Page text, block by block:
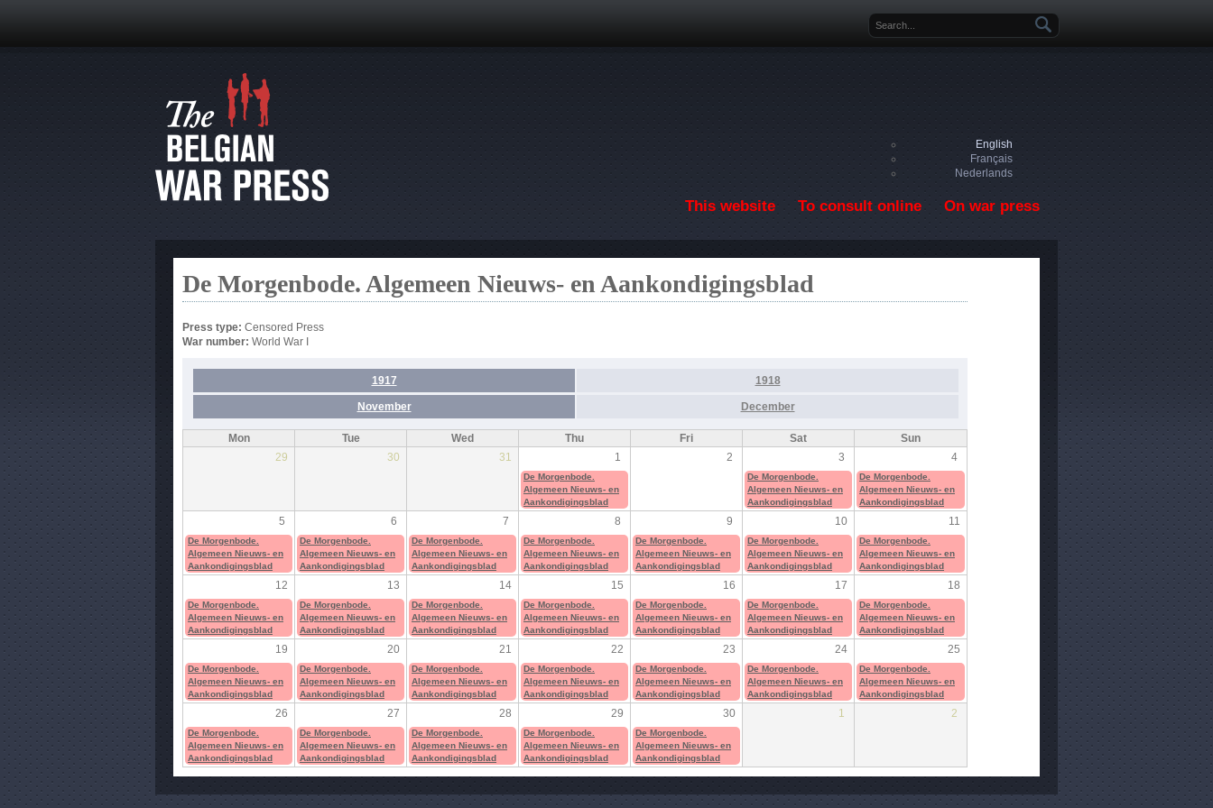
Search form
English
Français
Nederlands
This website To consult online On war press
De Morgenbode. Algemeen Nieuws- en Aankondigingsblad
Press type: Censored Press
War number: World War I
1917 1918
November December
Mon Tue Wed Thu Fri Sat
Sun
29
30 31 1 2 3 4
De Morgenbode.
Algemeen Nieuws- en
Aankondigingsblad
De Morgenbode.
Algemeen Nieuws- en
Aankondigingsblad
De Morgenbode.
Algemeen Nieuws- en
Aankondigingsblad
5 6 7 8 9 10 11
De Morgenbode.
Algemeen Nieuws- en
Aankondigingsblad
De Morgenbode.
Algemeen Nieuws- en
Aankondigingsblad
De Morgenbode.
Algemeen Nieuws- en
Aankondigingsblad
De Morgenbode.
Algemeen Nieuws- en
Aankondigingsblad
De Morgenbode.
Algemeen Nieuws- en
Aankondigingsblad
De Morgenbode.
Algemeen Nieuws- en
Aankondigingsblad
De Morgenbode.
Algemeen Nieuws- en
Aankondigingsblad
12 13 14 15 16 17 18
De Morgenbode.
Algemeen Nieuws- en
Aankondigingsblad
De Morgenbode.
Algemeen Nieuws- en
Aankondigingsblad
De Morgenbode.
Algemeen Nieuws- en
Aankondigingsblad
De Morgenbode.
Algemeen Nieuws- en
Aankondigingsblad
De Morgenbode.
Algemeen Nieuws- en
Aankondigingsblad
De Morgenbode.
Algemeen Nieuws- en
Aankondigingsblad
De Morgenbode.
Algemeen Nieuws- en
Aankondigingsblad
19 20 21 22 23 24 25
De Morgenbode.
Algemeen Nieuws- en
Aankondigingsblad
De Morgenbode.
Algemeen Nieuws- en
Aankondigingsblad
De Morgenbode.
Algemeen Nieuws- en
Aankondigingsblad
De Morgenbode.
Algemeen Nieuws- en
Aankondigingsblad
De Morgenbode.
Algemeen Nieuws- en
Aankondigingsblad
De Morgenbode.
Algemeen Nieuws- en
Aankondigingsblad
De Morgenbode.
Algemeen Nieuws- en
Aankondigingsblad
26 27 28 29 30 1 2
De Morgenbode.
Algemeen Nieuws- en
Aankondigingsblad
De Morgenbode.
Algemeen Nieuws- en
Aankondigingsblad
De Morgenbode.
Algemeen Nieuws- en
Aankondigingsblad
De Morgenbode.
Algemeen Nieuws- en
Aankondigingsblad
De Morgenbode.
Algemeen Nieuws- en
Aankondigingsblad